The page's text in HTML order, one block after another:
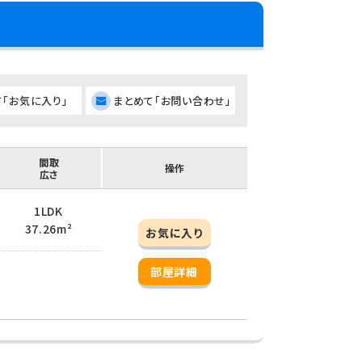
お気に入り」 まとめて「お問い合わせ」
間取
広さ
操作
1LDK
37.26m²
お気に入り
部屋詳細